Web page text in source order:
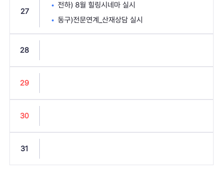
27
전하) 8월 힐링시네마 실시
동구)전문연계_산재상담 실시
28
29
30
31